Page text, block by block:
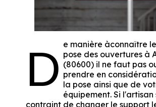
D e manière àconnaître
pose des ouvertures à
(80600) il ne faut pas
prendre en
la pose ainsi que de
équipement. Si l'artisan
contraint de changer le support